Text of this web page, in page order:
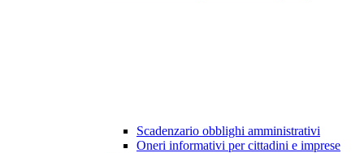
Scadenzario obblighi amministrativi
Oneri informativi per cittadini e imprese